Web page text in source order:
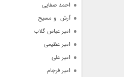
احمد صفایی
آرش  و مسیح
امیر عباس گلاب
امیر عظیمی
امیر علی
امیر فرجام